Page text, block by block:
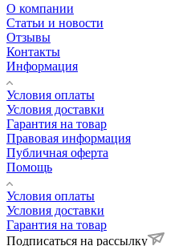
О компании
Статьи и новости
Отзывы
Контакты
Информация
Условия оплаты
Условия доставки
Гарантия на товар
Правовая информация
Публичная оферта
Помощь
Условия оплаты
Условия доставки
Гарантия на товар
Подписаться на рассылку